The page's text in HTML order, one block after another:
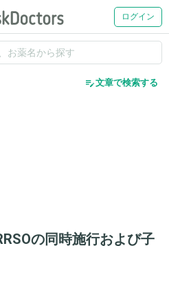
ログイン
edit_note文章で検索する
の同時施行および子